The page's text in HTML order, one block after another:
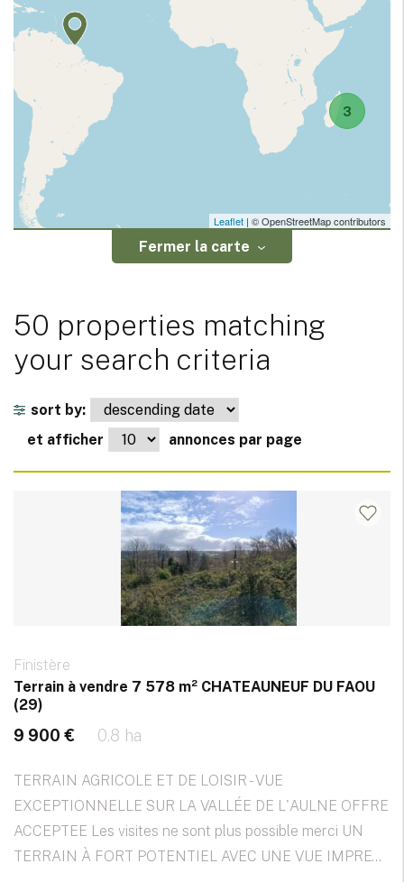
3
Leaflet | © OpenStreetMap contributors
Fermer la carte
50 properties matching
your search criteria
sort by:
et afficher
annonces par page
Finistère
Terrain à vendre 7 578 m² CHATEAUNEUF DU FAOU
(29)
9 900 € 0.8 ha
TERRAIN AGRICOLE ET DE LOISIR - VUE
EXCEPTIONNELLE SUR LA VALLÉE DE L'AULNE OFFRE
ACCEPTEE Les visites ne sont plus possible merci UN
TERRAIN À FORT POTENTIEL AVEC UNE VUE IMPRE...